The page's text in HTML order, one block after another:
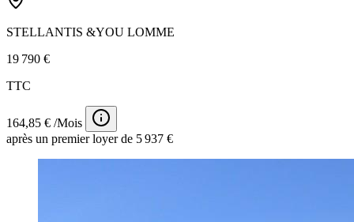
STELLANTIS &YOU LOMME
19 790 €
TTC
164,85 € /Mois
après un premier loyer de 5 937 €